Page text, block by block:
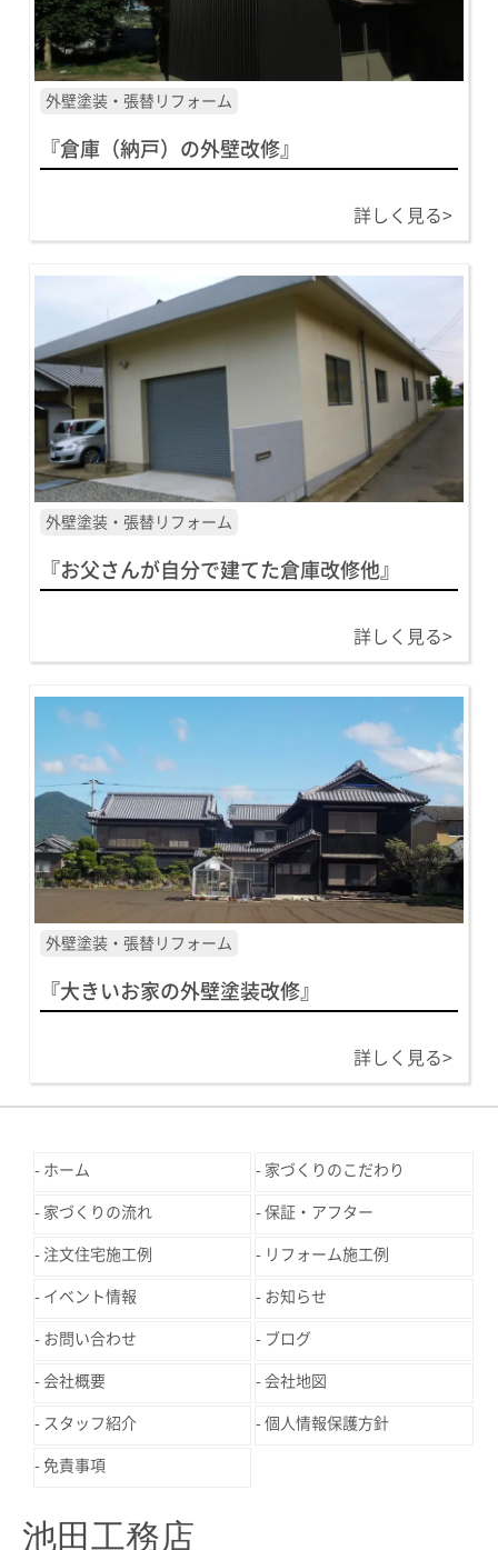
外壁塗装・張替リフォーム
『倉庫（納戸）の外壁改修』
詳しく見る>
外壁塗装・張替リフォーム
『お父さんが自分で建てた倉庫改修他』
詳しく見る>
外壁塗装・張替リフォーム
『大きいお家の外壁塗装改修』
詳しく見る>
ホーム 家づくりのこだわり
家づくりの流れ 保証・アフター
注文住宅施工例 リフォーム施工例
イベント情報 お知らせ
お問い合わせ ブログ
会社概要 会社地図
スタッフ紹介 個人情報保護方針
免責事項
池田工務店